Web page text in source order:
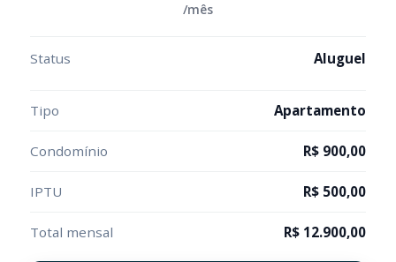
/mês
Status Aluguel
Tipo Apartamento
Condomínio R$ 900,00
IPTU R$ 500,00
Total mensal R$ 12.900,00